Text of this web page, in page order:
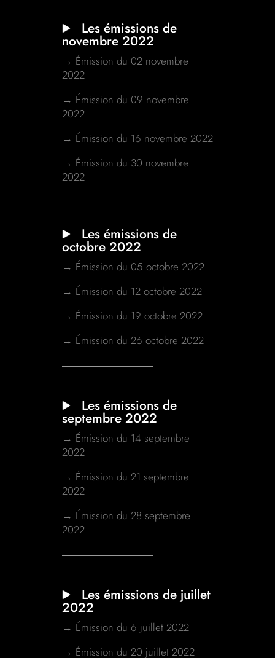
Les émissions de
novembre 2022
→ Émission du 02 novembre
2022
→ Émission du 09 novembre
2022
→ Émission du 16 novembre 2022
→ Émission du 30 novembre
2022
Les émissions de
octobre 2022
→ Émission du 05 octobre 2022
→ Émission du 12 octobre 2022
→ Émission du 19 octobre 2022
→ Émission du 26 octobre 2022
Les émissions de
septembre 2022
→ Émission du 14 septembre
2022
→ Émission du 21 septembre
2022
→ Émission du 28 septembre
2022
Les émissions de juillet
2022
→ Émission du 6 juillet 2022
→ Émission du 20 juillet 2022